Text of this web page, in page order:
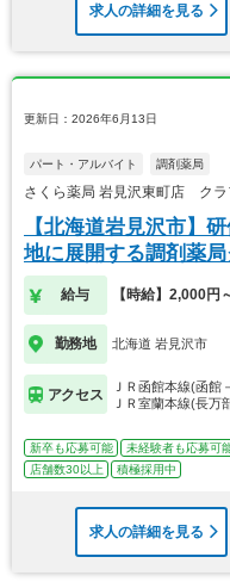
求人の詳細を見る
更新日：2026年6月13日
パート・アルバイト 調剤薬局
さくら薬局 岩見沢東町店 クラ
【北海道岩見沢市】
地に展開する調剤薬
給与 【時給】2,000円
勤務地 北海道 岩見沢市
アクセス
ＪＲ函館本線(函館
ＪＲ室蘭本線(長万
新卒も応募可能 未経験者も応募可
店舗数30以上
積極採用中
求人の詳細を見る